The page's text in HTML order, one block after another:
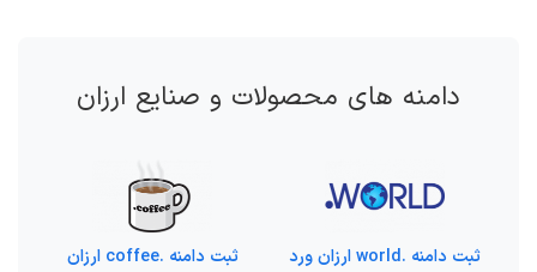
دامنه های محصولات و صنایع ارزان
ثبت دامنه .world ارزان ورد
ثبت دامنه .coffee ارزان